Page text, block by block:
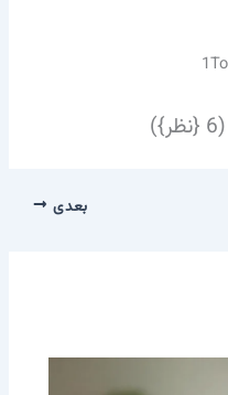
بعدی